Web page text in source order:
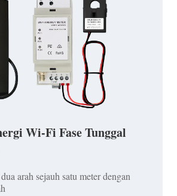
Wi-Fi Fase Tunggal
arah sejauh satu meter dengan